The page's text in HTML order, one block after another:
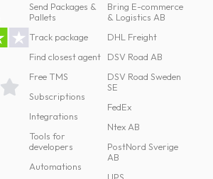
Send Packages &
Pallets
Track package
Find closest agent
Free TMS
Subscriptions
Integrations
Tools for
developers
Automations
Bring E-commerce
& Logistics AB
DHL Freight
DSV Road AB
DSV Road Sweden
SE
FedEx
Ntex AB
PostNord Sverige
AB